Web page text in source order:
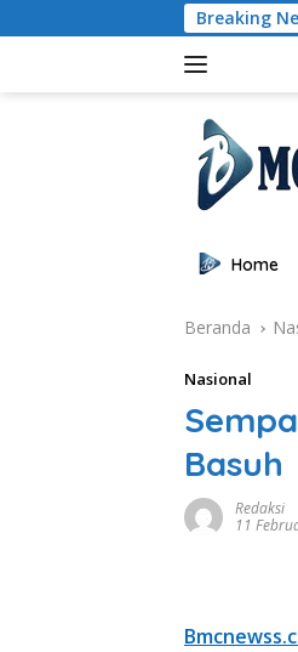
ke
Breaking
Wagub Sani: Bentengi
Home
Beranda
Nasional
Basuh
Redaksi
11